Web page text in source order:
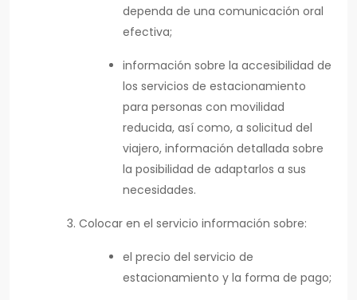
dependa de una comunicación oral
efectiva;
información sobre la accesibilidad de
los servicios de estacionamiento
para personas con movilidad
reducida, así como, a solicitud del
viajero, información detallada sobre
la posibilidad de adaptarlos a sus
necesidades.
Colocar en el servicio información sobre:
el precio del servicio de
estacionamiento y la forma de pago;